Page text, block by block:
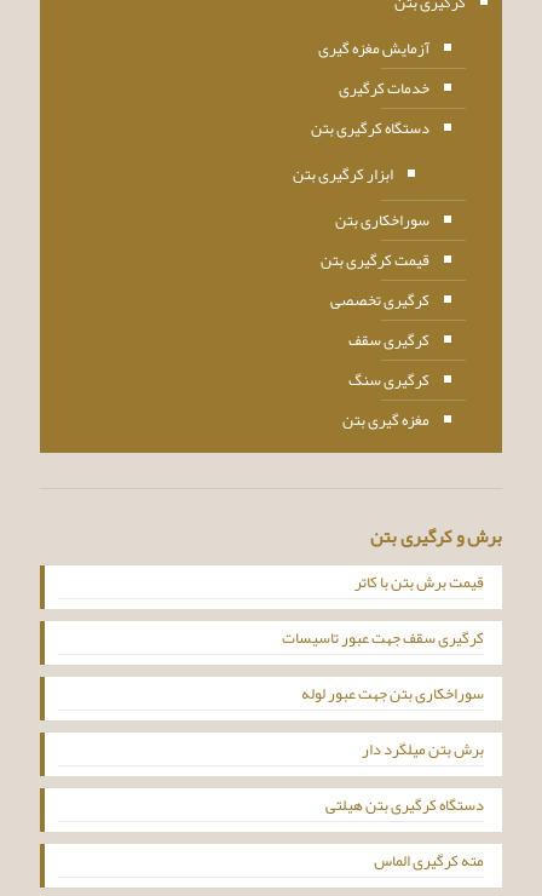
آزمایش مغزه گیری
خدمات کرگیری
دستگاه کرگیری بتن
ابزار کرگیری بتن
سوراخکاری بتن
قیمت کرگیری بتن
کرگیری تخصصی
کرگیری سقف
کرگیری سنگ
مغزه گیری بتن
برش و کرگیری بتن
قیمت برش بتن با کاتر
کرگیری سقف جهت عبور تاسیسات
سوراخکاری بتن جهت عبور لوله
برش بتن میلگرد دار
دستگاه کرگیری بتن هیلتی
مته کرگیری الماس